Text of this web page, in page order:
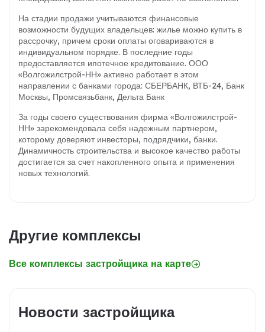
На стадии продажи учитываются финансовые
возможности будущих владельцев: жилье можно купить в
рассрочку, причем сроки оплаты оговариваются в
индивидуальном порядке. В последние годы
предоставляется ипотечное кредитование. ООО
«Волгожилстрой-НН» активно работает в этом
направлении с банками города: СБЕРБАНК, ВТБ-24, Банк
Москвы, Промсвязьбанк, Дельта Банк
За годы своего существования фирма «Волгожилстрой-
НН» зарекомендовала себя надежным партнером,
которому доверяют инвесторы, подрядчики, банки.
Динамичность строительства и высокое качество работы
достигается за счет накопленного опыта и применения
новых технологий.
Другие комплексы
Все комплексы застройщика на карте
Новости застройщика